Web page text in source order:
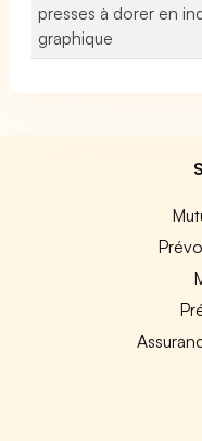
presses à dorer en
graphique